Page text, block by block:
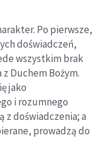
Po pierwsze,
doświadczeń,
wszystkim brak
Duchem Bożym.
jako
i rozumnego
doświadczenia; a
prowadzą do